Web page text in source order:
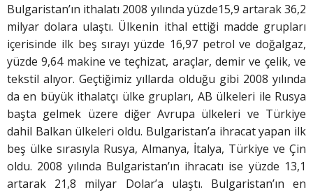
Bulgaristan’ın ithalatı 2008 yılında yüzde15,9 artarak 36,2
milyar dolara ulaştı. Ülkenin ithal ettiği madde grupları
içerisinde ilk beş sırayı yüzde 16,97 petrol ve doğalgaz,
yüzde 9,64 makine ve teçhizat, araçlar, demir ve çelik, ve
tekstil alıyor. Geçtiğimiz yıllarda olduğu gibi 2008 yılında
da en büyük ithalatçı ülke grupları, AB ülkeleri ile Rusya
başta gelmek üzere diğer Avrupa ülkeleri ve Türkiye
dahil Balkan ülkeleri oldu. Bulgaristan’a ihracat yapan ilk
beş ülke sırasıyla Rusya, Almanya, İtalya, Türkiye ve Çin
oldu. 2008 yılında Bulgaristan’ın ihracatı ise yüzde 13,1
artarak 21,8 milyar Dolar’a ulaştı. Bulgaristan’ın en